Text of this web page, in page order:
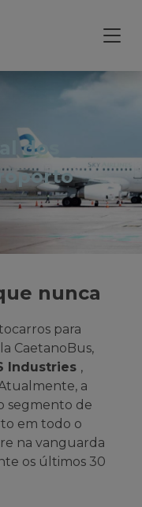
dos
nunca
para
CaetanoBus,
Industries ,
a
segmento de
em todo o
na vanguarda
os últimos 30